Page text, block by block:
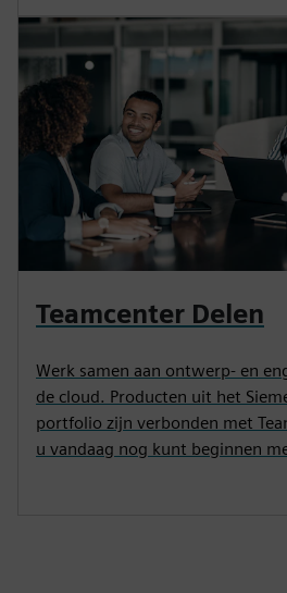
Teamcenter Delen
Werk samen aan ontwerp- en
de cloud. Producten uit het
portfolio zijn verbonden met
u vandaag nog kunt beginnen